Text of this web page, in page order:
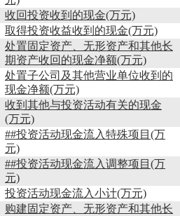
收回投资收到的现金(万元)
取得投资收益收到的现金(万元)
处置固定资产、无形资产和其他长
期资产收回的现金净额(万元)
处置子公司及其他营业单位收到的
现金净额(万元)
收到其他与投资活动有关的现金
(万元)
##投资活动现金流入特殊项目(万
元)
##投资活动现金流入调整项目(万
元)
投资活动现金流入小计(万元)
购建固定资产、无形资产和其他长